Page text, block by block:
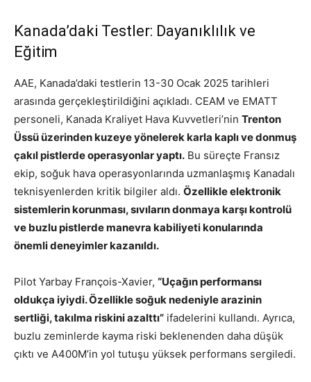
Kanada’daki Testler: Dayanıklılık ve
Eğitim
AAE, Kanada’daki testlerin 13-30 Ocak 2025 tarihleri
arasında gerçekleştirildiğini açıkladı. CEAM ve EMATT
personeli, Kanada Kraliyet Hava Kuvvetleri’nin Trenton
Üssü üzerinden kuzeye yönelerek karla kaplı ve donmuş
çakıl pistlerde operasyonlar yaptı. Bu süreçte Fransız
ekip, soğuk hava operasyonlarında uzmanlaşmış Kanadalı
teknisyenlerden kritik bilgiler aldı. Özellikle elektronik
sistemlerin korunması, sıvıların donmaya karşı kontrolü
ve buzlu pistlerde manevra kabiliyeti konularında
önemli deneyimler kazanıldı.
Pilot Yarbay François-Xavier, “Uçağın performansı
oldukça iyiydi. Özellikle soğuk nedeniyle arazinin
sertliği, takılma riskini azalttı” ifadelerini kullandı. Ayrıca,
buzlu zeminlerde kayma riski beklenenden daha düşük
çıktı ve A400M’in yol tutuşu yüksek performans sergiledi.